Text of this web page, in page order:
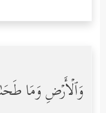
وَٱلۡأَرۡضِ وَمَا